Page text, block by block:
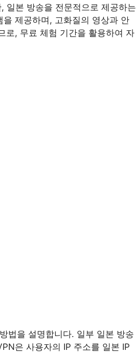
일본 방송을 전문적으로 제공하는
제공하며, 고화질의 영상과 안
로, 무료 체험 기간을 활용하여 자
법을 설명합니다. 일부 일본 방송
은 사용자의 IP 주소를 일본 IP